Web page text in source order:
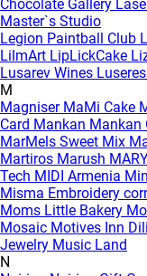
Chocolate Gallery
Master`s Studio
Legion Paintball Club
LilmArt LipLickCake
Lusarev Wines
M
Magniser MaMi Cake
Card Mankan Mankan
MarMels Sweet Mix
Martiros Marush
Tech MIDI Armenia
Misma Embroidery
Moms Little Bakery
Mosaic Motives Inn
Jewelry Music Land
N